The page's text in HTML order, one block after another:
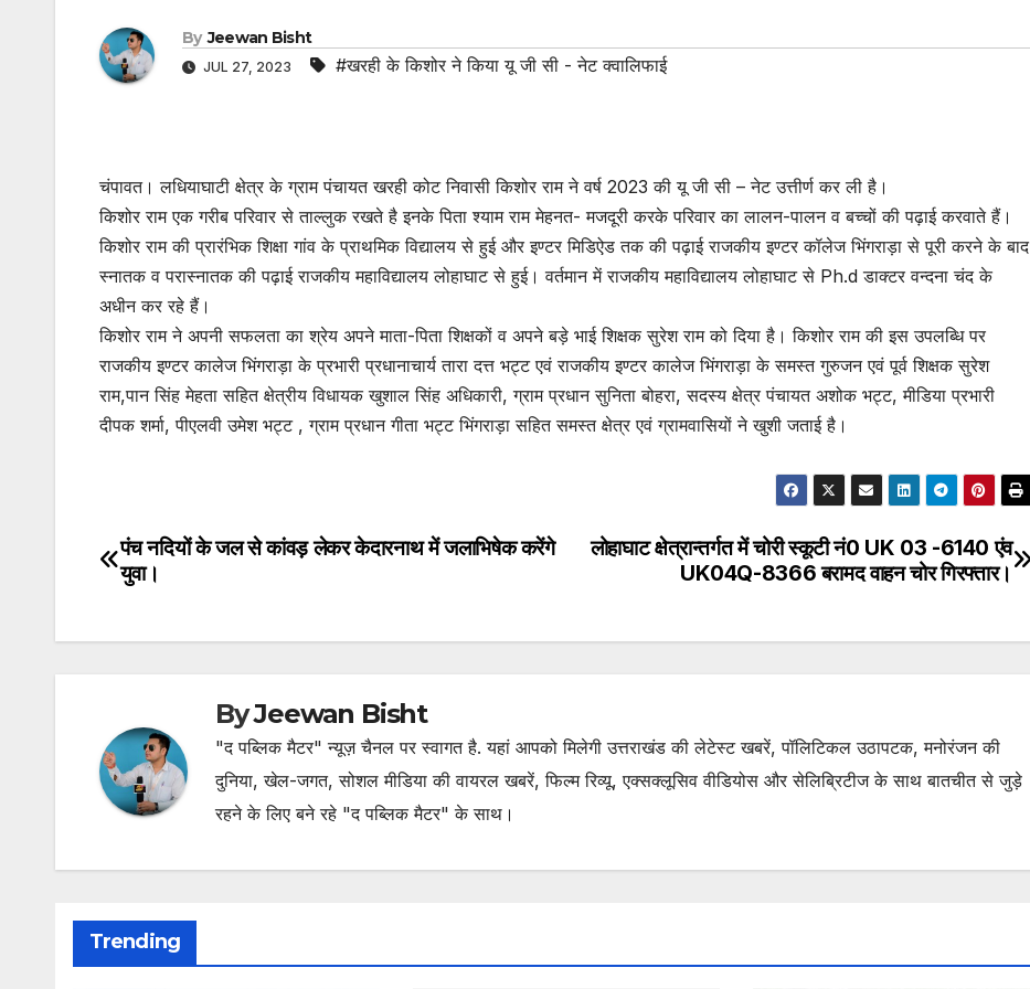
By Jeewan Bisht
JUL 27, 2023 #खरही के किशोर ने किया यू जी सी - नेट क्वालिफाई
चंपावत। लधियाघाटी क्षेत्र के ग्राम पंचायत खरही कोट निवासी किशोर राम ने वर्ष 2023 की यू जी सी – नेट उत्तीर्ण कर ली है।
किशोर राम एक गरीब परिवार से ताल्लुक रखते है इनके पिता श्याम राम मेहनत- मजदूरी करके परिवार का लालन-पालन व बच्चों की पढ़ाई करवाते हैं।
किशोर राम की प्रारंभिक शिक्षा गांव के प्राथमिक विद्यालय से हुई और इण्टर मिडिऐड तक की पढ़ाई राजकीय इण्टर कॉलेज भिंगराड़ा से पूरी करने के बाद
स्नातक व परास्नातक की पढ़ाई राजकीय महाविद्यालय लोहाघाट से हुई। वर्तमान में राजकीय महाविद्यालय लोहाघाट से Ph.d डाक्टर वन्दना चंद के
अधीन कर रहे हैं।
किशोर राम ने अपनी सफलता का श्रेय अपने माता-पिता शिक्षकों व अपने बड़े भाई शिक्षक सुरेश राम को दिया है। किशोर राम की इस उपलब्धि पर
राजकीय इण्टर कालेज भिंगराड़ा के प्रभारी प्रधानाचार्य तारा दत्त भट्ट एवं राजकीय इण्टर कालेज भिंगराड़ा के समस्त गुरुजन एवं पूर्व शिक्षक सुरेश
राम,पान सिंह मेहता सहित क्षेत्रीय विधायक खुशाल सिंह अधिकारी, ग्राम प्रधान सुनिता बोहरा, सदस्य क्षेत्र पंचायत अशोक भट्ट, मीडिया प्रभारी
दीपक शर्मा, पीएलवी उमेश भट्ट , ग्राम प्रधान गीता भट्ट भिंगराड़ा सहित समस्त क्षेत्र एवं ग्रामवासियों ने खुशी जताई है।
Post
लोहाघाट क्षेत्रान्तर्गत में चोरी स्कूटी नं0 UK 03 -6140 एंव
UK04Q-8366 बरामद वाहन चोर गिरफ्तार।
पंच नदियों के जल से कांवड़ लेकर केदारनाथ में जलाभिषेक करेंगे
युवा।
ByJeewan Bisht
"द पब्लिक मैटर" न्यूज़ चैनल पर स्वागत है. यहां आपको मिलेगी उत्तराखंड की लेटेस्ट खबरें, पॉलिटिकल उठापटक, मनोरंजन की
दुनिया, खेल-जगत, सोशल मीडिया की वायरल खबरें, फिल्म रिव्यू, एक्सक्लूसिव वीडियोस और सेलिब्रिटीज के साथ बातचीत से जुड़े
रहने के लिए बने रहे "द पब्लिक मैटर" के साथ।
Trending